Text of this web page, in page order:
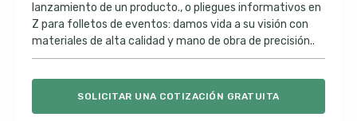
lanzamiento de un producto., o pliegues informativos en
Z para folletos de eventos: damos vida a su visión con
materiales de alta calidad y mano de obra de precisión..
SOLICITAR UNA COTIZACIÓN GRATUITA